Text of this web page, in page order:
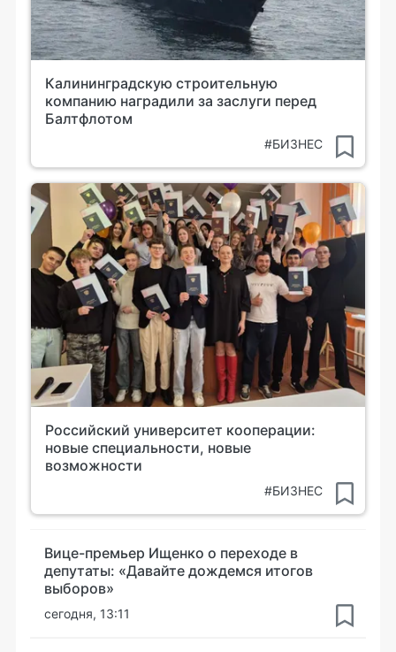
Калининградскую строительную
компанию наградили за заслуги перед
Балтфлотом
#БИЗНЕС
Российский университет кооперации:
новые специальности, новые
возможности
#БИЗНЕС
Вице-премьер Ищенко о переходе в
депутаты: «Давайте дождемся итогов
выборов»
сегодня, 13:11